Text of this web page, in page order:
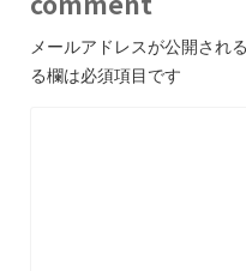
メールアドレスが公開され
る欄は必須項目です